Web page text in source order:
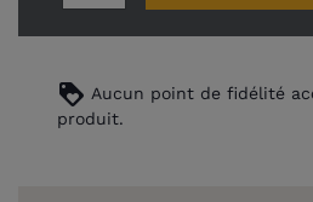
loyalty Aucun point de fidélité
produit.